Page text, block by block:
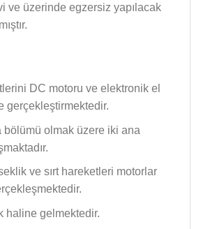
ve üzerinde egzersiz yapılacak
DC motoru ve elektronik el
gerçekleştirmektedir.
bölümü olmak üzere iki ana
ve sırt hareketleri motorlar
haline gelmektedir.